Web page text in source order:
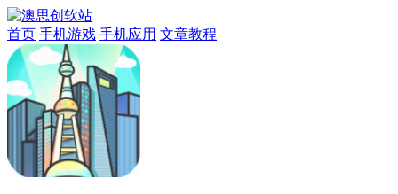
首页 手机游戏 手机应用 文章教程